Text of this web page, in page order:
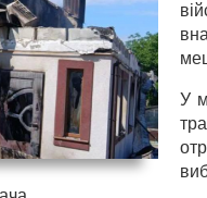
У